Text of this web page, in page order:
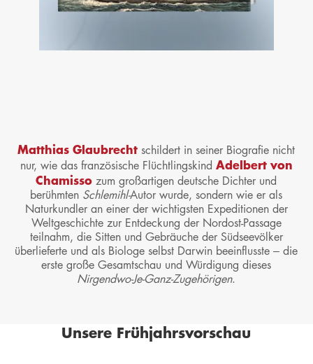
Matthias Glaubrecht schildert in seiner Biografie nicht
nur, wie das französische Flüchtlingskind Adelbert von
Chamisso zum großartigen deutsche Dichter und
berühmten Schlemihl-Autor wurde, sondern wie er als
Naturkundler an einer der wichtigsten Expeditionen der
Weltgeschichte zur Entdeckung der Nordost-Passage
teilnahm, die Sitten und Gebräuche der Südseevölker
überlieferte und als Biologe selbst Darwin beeinflusste – die
erste große Gesamtschau und Würdigung dieses
Nirgendwo-Je-Ganz-Zugehörigen.
Unsere Frühjahrsvorschau